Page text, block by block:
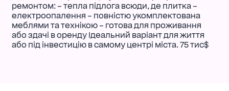
ремонтом: – тепла підлога всюди, де плитка –
електроопалення – повністю укомплектована
меблями та технікою – готова для проживання
або здачі в оренду Ідеальний варіант для життя
або під інвестицію в самому центрі міста. 75 тис$